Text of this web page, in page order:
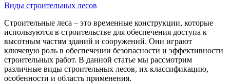
Виды строительных лесов
Строительные леса – это временные конструкции, которые
используются в строительстве для обеспечения доступа к
высотным частям зданий и сооружений. Они играют
ключевую роль в обеспечении безопасности и эффективности
строительных работ. В данной статье мы рассмотрим
различные виды строительных лесов, их классификацию,
особенности и область применения.